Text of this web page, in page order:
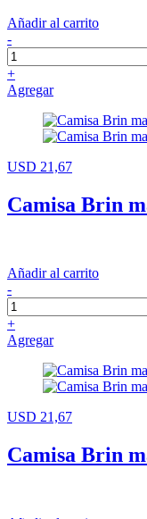
Añadir al carrito
-
+
Agregar
USD 21,67
Camisa Brin
Añadir al carrito
-
+
Agregar
USD 21,67
Camisa Brin